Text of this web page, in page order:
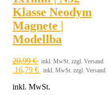
Klasse Neodym
Magnete |
Modellba
20,99€ inkl. MwSt. zzgl. Versand
16,79 € inkl. MwSt. zzgl. Versand
inkl. MwSt.